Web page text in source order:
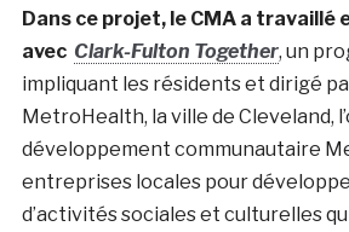
Dans ce projet, le CMA a travaillé
avec Clark-Fulton Together, un
impliquant les résidents et dirigé
MetroHealth, la ville de Cleveland,
développement communautaire
entreprises locales pour
d’activités sociales et culturelles